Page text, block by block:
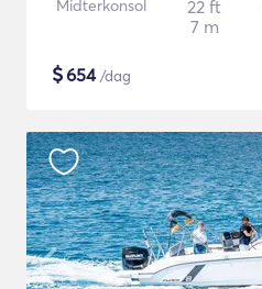
Midterkonsol
22 ft
7 m
$654/dag